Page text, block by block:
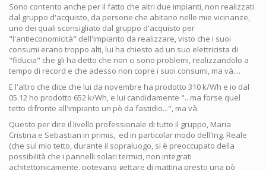
Sono contento anche per il fatto che altri due impianti, non realizzati
dal gruppo d'acquisto, da persone che abitano nelle mie vicinanze,
uno dei quali sconsigliato dal gruppo d'acquisto per
"l'antieconomicità" dell'impianto da realizzare, visto che i suoi
consumi erano troppo alti, lui ha chiesto ad un suo elettricista di
"fiducia" che gli ha detto che non ci sono problemi, realizzandolo a
tempo di record e che adesso non copre i suoi consumi, ma và....
E l'altro che dice che lui da novembre ha prodotto 310 k/Wh e io dal
05.12 ho prodotto 652 k/Wh, e lui candidamente ".. ma forse quel
tetto difronte all'impianto un pò da fastidio...", ma và.
Questo per dire il livello professionale di tutto il gruppo, Maria
Cristina e Sebastian in primis, ed in particolar modo dell'Ing. Reale
(che sul mio tetto, durante il sopraluogo, si è preoccupato della
possibilità che i pannelli solari termici, non integrati
achitettonicamente, potevano gettare di mattina presto una pò